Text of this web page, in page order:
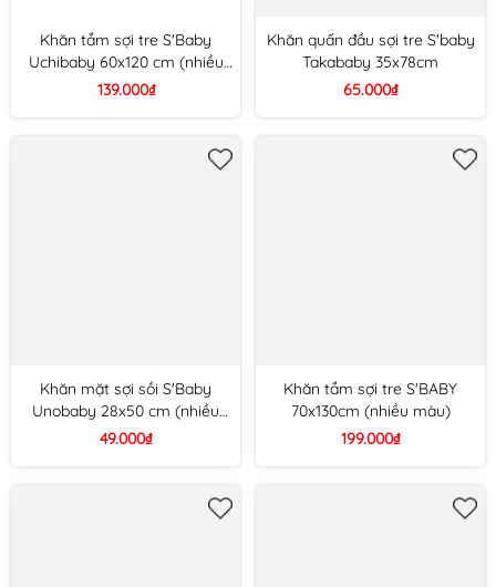
Khăn tắm sợi tre S'Baby
Uchibaby 60x120 cm (nhiều
màu)
139.000₫
Khăn quấn đầu sợi tre S'baby
Takababy 35x78cm
65.000₫
Khăn mặt sợi sồi S'Baby
Unobaby 28x50 cm (nhiều
màu)
49.000₫
Khăn tắm sợi tre S'BABY
70x130cm (nhiều màu)
199.000₫